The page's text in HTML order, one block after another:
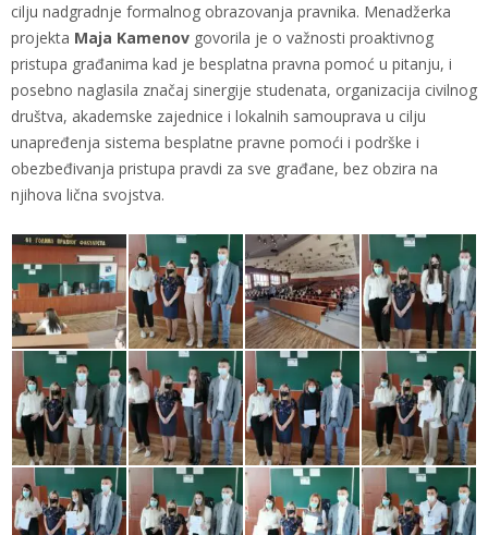
cilju nadgradnje formalnog obrazovanja pravnika. Menadžerka
projekta Maja Kamenov govorila je o važnosti proaktivnog
pristupa građanima kad je besplatna pravna pomoć u pitanju, i
posebno naglasila značaj sinergije studenata, organizacija civilnog
društva, akademske zajednice i lokalnih samouprava u cilju
unapređenja sistema besplatne pravne pomoći i podrške i
obezbeđivanja pristupa pravdi za sve građane, bez obzira na
njihova lična svojstva.